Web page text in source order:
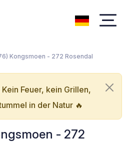
Kongsmoen - 272 Rosendal
Feuer, kein Grillen,
in der Natur 🔥
- 272